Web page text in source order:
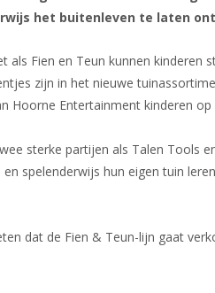
het buitenleven te laten
als Fien en Teun kunnen kinderen
zijn in het nieuwe
Hoorne Entertainment kinderen
sterke partijen als Talen Tools
spelenderwijs hun eigen tuin
dat de Fien & Teun-lijn gaat